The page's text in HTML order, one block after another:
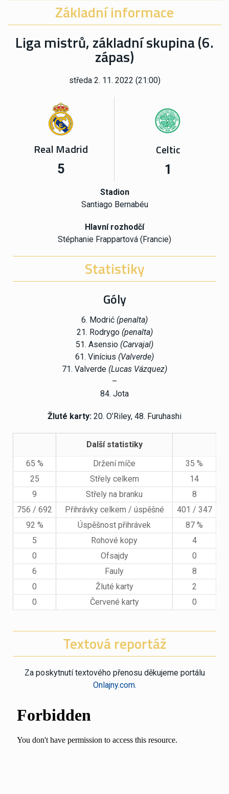
Základní informace
Liga mistrů, základní skupina (6.
zápas)
středa 2. 11. 2022 (21:00)
Real Madrid
5
Celtic
1
Stadion
Santiago Bernabéu
Hlavní rozhodčí
Stéphanie Frappartová (Francie)
Statistiky
Góly
6. Modrić (penalta)
21. Rodrygo (penalta)
51. Asensio (Carvajal)
61. Vinícius (Valverde)
71. Valverde (Lucas Vázquez)
–
84. Jota
Žluté karty: 20. O’Riley, 48. Furuhashi
Další statistiky
65 %
Držení míče
35 %
25
Střely celkem
14
9
Střely na branku
8
756 / 692
Přihrávky celkem / úspěšné
401 / 347
92 %
Úspěšnost přihrávek
87 %
5
Rohové kopy
4
0
Ofsajdy
0
6
Fauly
8
0
Žluté karty
2
0
Červené karty 0
Textová reportáž
Za poskytnutí textového přenosu děkujeme portálu
Onlajny.com.